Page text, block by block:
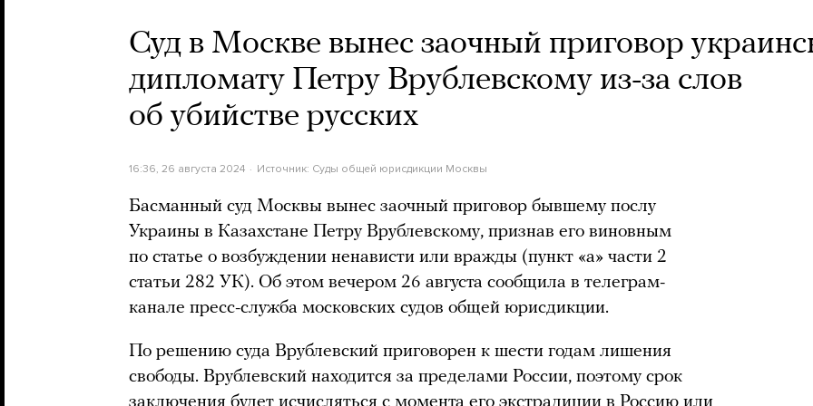
Суд в Москве вынес заочный приговор
дипломату Петру Врублевскому из-за слов
об убийстве русских
16:36, 26 августа 2024 Источник: Суды общей юрисдикции Москвы
Басманный суд Москвы вынес заочный приговор бывшему послу
Украины в Казахстане Петру Врублевскому, признав его виновным
по статье о возбуждении ненависти или вражды (пункт «а» части 2
статьи 282 УК). Об этом вечером 26 августа сообщила в телеграм-
канале пресс-служба московских судов общей юрисдикции.
По решению суда Врублевский приговорен к шести годам лишения
свободы. Врублевский находится за пределами России, поэтому срок
заключения будет исчисляться с момента его экстрадиции в Россию или